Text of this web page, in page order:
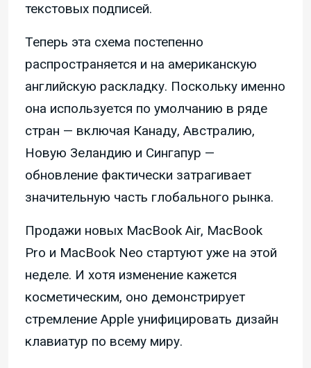
текстовых подписей.
Теперь эта схема постепенно
распространяется и на американскую
английскую раскладку. Поскольку именно
она используется по умолчанию в ряде
стран — включая Канаду, Австралию,
Новую Зеландию и Сингапур —
обновление фактически затрагивает
значительную часть глобального рынка.
Продажи новых MacBook Air, MacBook
Pro и MacBook Neo стартуют уже на этой
неделе. И хотя изменение кажется
косметическим, оно демонстрирует
стремление Apple унифицировать дизайн
клавиатур по всему миру.